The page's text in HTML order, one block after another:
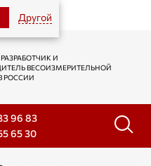
Другой
И
ВЕСОИЗМЕРИТЕЛЬНОЙ
РОССИИ
96 83
65 30